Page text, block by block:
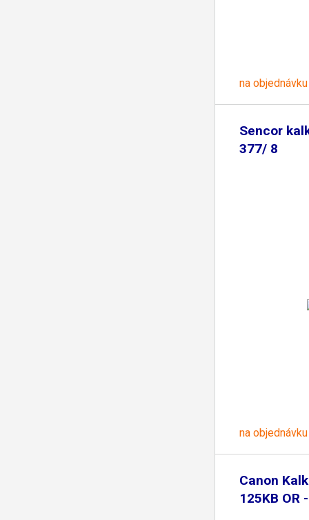
na objednávku
Sencor
377/ 8
na objednávku
Canon
125KB OR